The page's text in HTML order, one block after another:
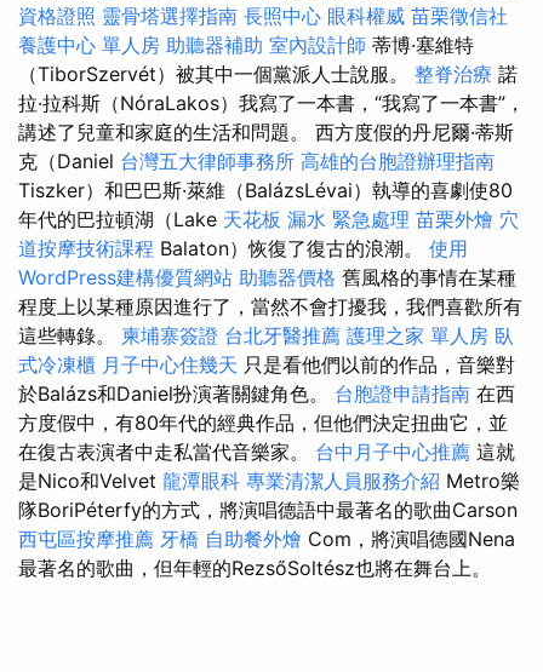
資格證照 靈骨塔選擇指南 長照中心 眼科權威 苗栗徵信社
養護中心 單人房 助聽器補助 室內設計師 蒂博·塞維特
（TiborSzervét）被其中一個黨派人士說服。 整脊治療 諾
拉·拉科斯（NóraLakos）我寫了一本書，“我寫了一本書”，
講述了兒童和家庭的生活和問題。 西方度假的丹尼爾·蒂斯
克（Daniel 台灣五大律師事務所 高雄的台胞證辦理指南
Tiszker）和巴巴斯·萊維（BalázsLévai）執導的喜劇使80
年代的巴拉頓湖（Lake 天花板 漏水 緊急處理 苗栗外燴 穴
道按摩技術課程 Balaton）恢復了復古的浪潮。 使用
WordPress建構優質網站 助聽器價格 舊風格的事情在某種
程度上以某種原因進行了，當然不會打擾我，我們喜歡所有
這些轉錄。 柬埔寨簽證 台北牙醫推薦 護理之家 單人房 臥
式冷凍櫃 月子中心住幾天 只是看他們以前的作品，音樂對
於Balázs和Daniel扮演著關鍵角色。 台胞證申請指南 在西
方度假中，有80年代的經典作品，但他們決定扭曲它，並
在復古表演者中走私當代音樂家。 台中月子中心推薦 這就
是Nico和Velvet 龍潭眼科 專業清潔人員服務介紹 Metro樂
隊BoriPéterfy的方式，將演唱德語中最著名的歌曲Carson
西屯區按摩推薦 牙橋 自助餐外燴 Com，將演唱德國Nena
最著名的歌曲，但年輕的RezsőSoltész也將在舞台上。